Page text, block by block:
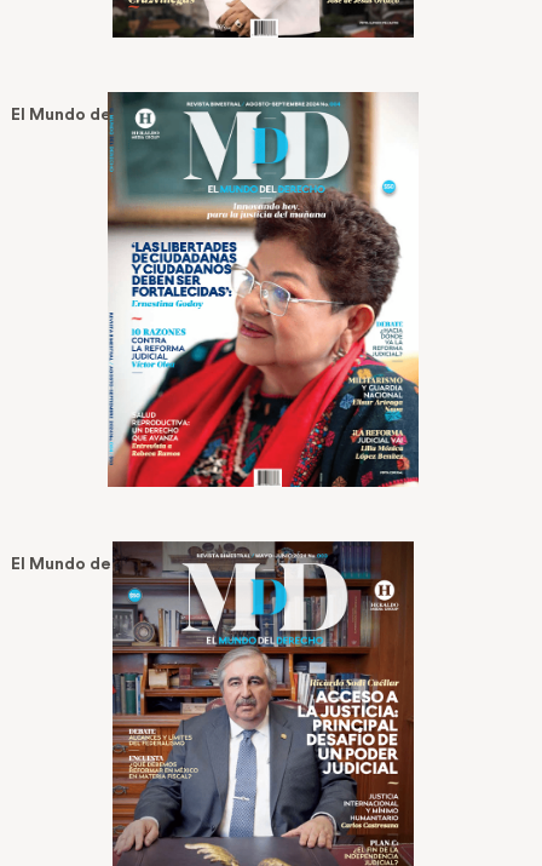
El Mundo del Derecho No 4 — Ago 8, 2024
El Mundo del Derecho No 3 — May 20, 2024